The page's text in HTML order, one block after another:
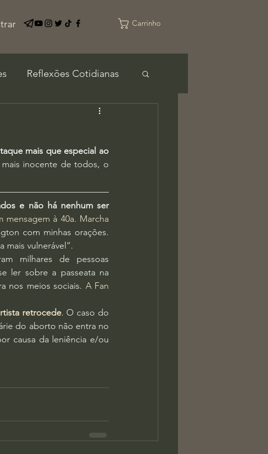
Carrinho
Reflexões Cotidianas
mais que especial ao
inocente de todos, o
e não há nenhum ser
mensagem à 40a. Marcha
com minhas orações.
mais vulnerável”.
milhares de pessoas
ler sobre a passeata na
nos meios sociais. A Fan
retrocede. O caso do
do aborto não entra no
causa da leniência e/ou